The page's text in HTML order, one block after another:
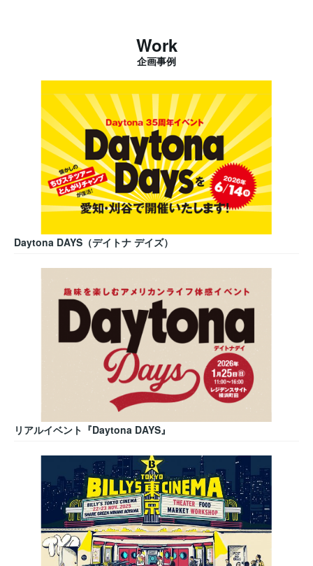
Work
企画事例
Daytona DAYS（デイトナ デイズ）
リアルイベント『Daytona DAYS』